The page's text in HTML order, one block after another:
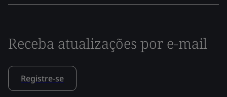
Receba atualizações por e-mail
Registre-se